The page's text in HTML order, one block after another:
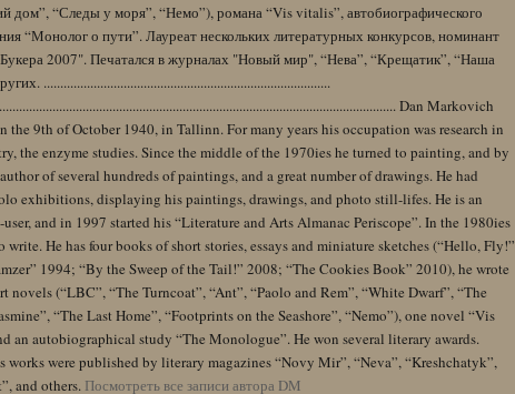
дом”, “Следы у моря”, “Немо”), романа “Vis vitalis”, автобиографического
“Монолог о пути”. Лауреат нескольких литературных конкурсов, номинант
Букера 2007". Печатался в журналах "Новый мир", “Нева”, “Крещатик”, “Наша
......................................................................................
Dan Markovich
the 9th of October 1940, in Tallinn. For many years his occupation was research in
the enzyme studies. Since the middle of the 1970ies he turned to painting, and by
of several hundreds of paintings, and a great number of drawings. He had
exhibitions, displaying his paintings, drawings, and photo still-lifes. He is an
and in 1997 started his “Literature and Arts Almanac Periscope”. In the 1980ies
write. He has four books of short stories, essays and miniature sketches (“Hello, Fly!”
1994; “By the Sweep of the Tail!” 2008; “The Cookies Book” 2010), he wrote
novels (“LBC”, “The Turncoat”, “Ant”, “Paolo and Rem”, “White Dwarf”, “The
“The Last Home”, “Footprints on the Seashore”, “Nemo”), one novel “Vis
an autobiographical study “The Monologue”. He won several literary awards.
works were published by literary magazines “Novy Mir”, “Neva”, “Kreshchatyk”,
and others. Посмотреть все записи автора DM